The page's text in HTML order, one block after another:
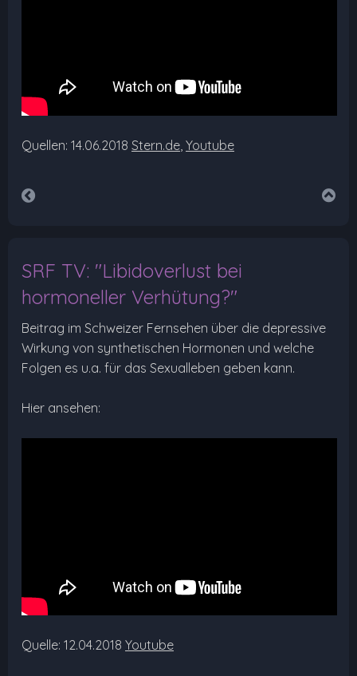
Quellen: 14.06.2018 Stern.de Youtube
SRF TV: "Libidoverlust bei
hormoneller Verhütung?"
Beitrag im Schweizer Fernsehen über die depressive
Wirkung von synthetischen Hormonen und welche
Folgen es u.a. für das Sexualleben geben kann.
Hier ansehen:
Quelle: 12.04.2018 Youtube